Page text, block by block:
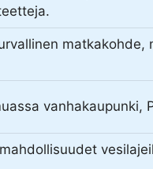
vanhakaupunki,